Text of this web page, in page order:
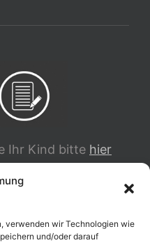
verwenden wir Technologien wie
und/oder darauf
Ihr Kind bitte hier